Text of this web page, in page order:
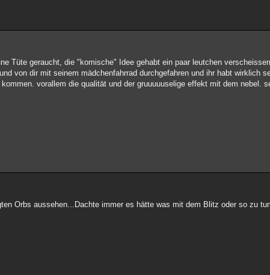
Tüte geraucht, die "komische" Idee gehabt ein paar leutchen
von dir mit seinem mädchenfahrrad durchgefahren und ihr habt wirklich
vorallem die qualität und der gruuuuuselige effekt mit dem nebel.
Orbs aussehen...Dachte immer es hätte was mit dem Blitz oder so zu